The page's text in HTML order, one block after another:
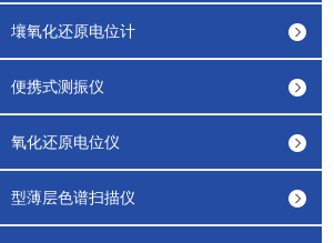
壤氧化还原电位计
便携式测振仪
氧化还原电位仪
型薄层色谱扫描仪